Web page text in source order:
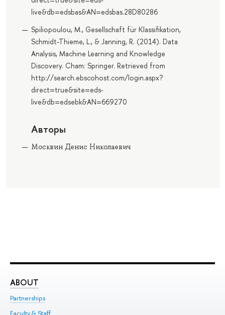
live&db=edsbas&AN=edsbas.28D80286
Spiliopoulou, M., Gesellschaft für Klassifikation,
Schmidt-Thieme, L., & Janning, R. (2014). Data
Analysis, Machine Learning and Knowledge
Discovery. Cham: Springer. Retrieved from
http://search.ebscohost.com/login.aspx?
direct=true&site=eds-
live&db=edsebk&AN=669270
Авторы
Москвин Денис Николаевич
ABOUT
Partnerships